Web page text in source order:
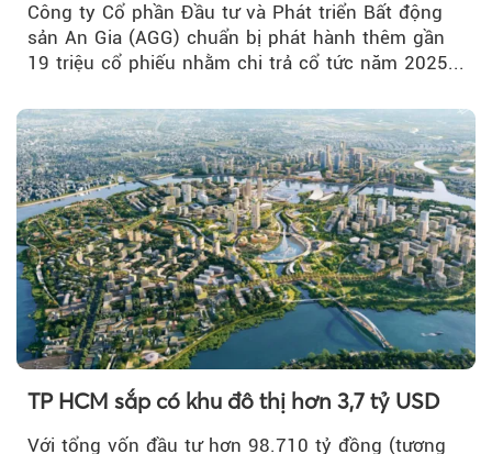
Công ty Cổ phần Đầu tư và Phát triển Bất động
sản An Gia (AGG) chuẩn bị phát hành thêm gần
19 triệu cổ phiếu nhằm chi trả cổ tức năm 2025...
TP HCM sắp có khu đô thị hơn 3,7 tỷ USD
Với tổng vốn đầu tư hơn 98.710 tỷ đồng (tương